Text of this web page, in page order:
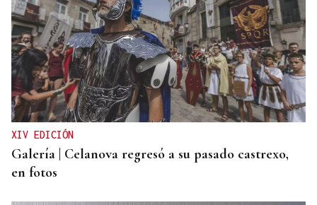
SUSTITUTO DEL OURENSANO
Vázquez Alvite, nuevo presidente del Comité
Técnico en Galicia
XIV EDICIÓN
Galería | Celanova regresó a su pasado castrexo,
en fotos